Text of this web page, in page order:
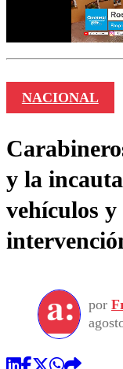
NACIONAL
y la
vehículos y
por